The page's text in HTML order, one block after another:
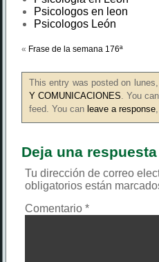
Psicologos en leon
Psicologos León
« Frase de la semana 176ª
This entry was posted on
Y COMUNICACIONES. You
feed. You can leave a response
Deja una respuesta
Tu dirección de correo
obligatorios están
Comentario *